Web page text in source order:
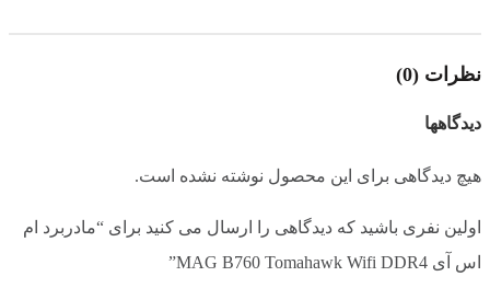
نظرات (0)
دیدگاهها
هیچ دیدگاهی برای این محصول نوشته نشده است.
اولین نفری باشید که دیدگاهی را ارسال می کنید برای “مادربرد ام
اس آی MAG B760 Tomahawk Wifi DDR4”